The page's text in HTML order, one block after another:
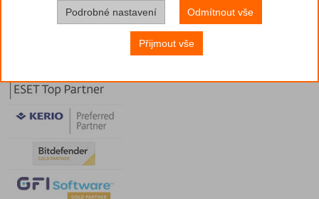
Podrobné nastavení Odmítnout vše
Přijmout vše